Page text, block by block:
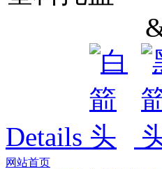
Details
网站首页